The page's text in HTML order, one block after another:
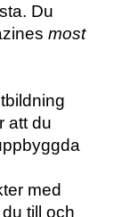
Du
most
att du
med
till och